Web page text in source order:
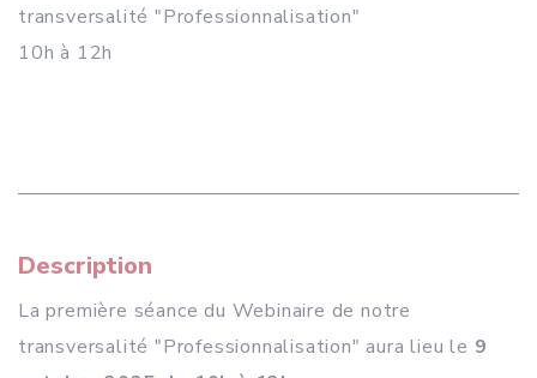
transversalité "Professionnalisation"
10h à 12h
Description
La première séance du Webinaire de notre
transversalité "Professionnalisation" aura lieu le 9